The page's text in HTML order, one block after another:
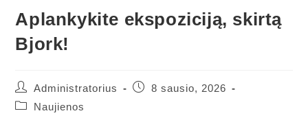
Aplankykite ekspoziciją, skirtą
Bjork!
Administratorius
8 sausio, 2026
Naujienos